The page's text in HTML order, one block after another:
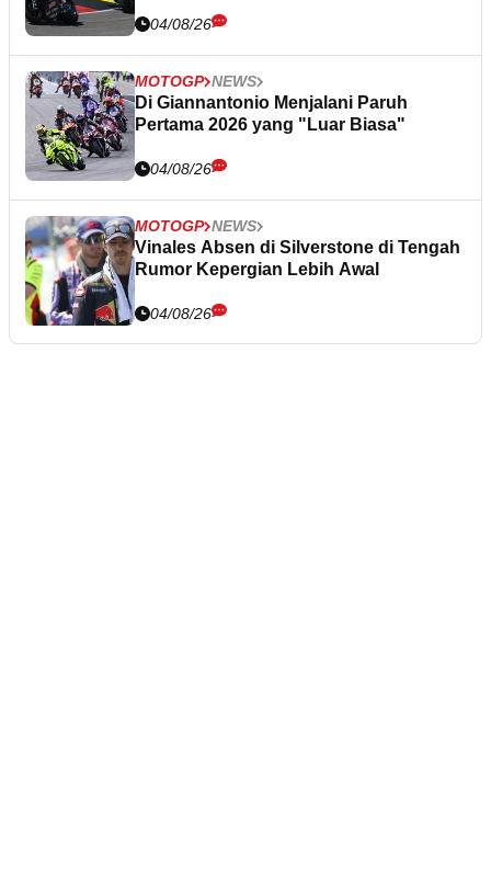
04/08/26
MOTOGP NEWS
Di Giannantonio Menjalani Paruh
Pertama 2026 yang "Luar Biasa"
04/08/26
MOTOGP NEWS
Vinales Absen di Silverstone di Tengah
Rumor Kepergian Lebih Awal
04/08/26